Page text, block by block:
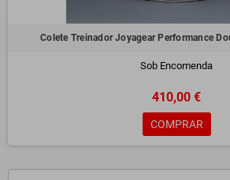
Colete Treinador Joyagear Performance
Sob Encomenda
410,00 €
COMPRAR